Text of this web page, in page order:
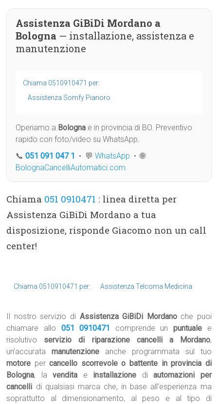
Assistenza GiBiDi Mordano a
Bologna — installazione, assistenza e
manutenzione
Chiama 0510910471 per:
Assistenza Somfy Pianoro
Operiamo a Bologna e in provincia di BO. Preventivo
rapido con foto/video su WhatsApp.
📞051 091 047 1 • 💬WhatsApp • 🌐
BolognaCancelliAutomatici.com
Chiama 051 0910471 : linea diretta per
Assistenza GiBiDi Mordano a tua
disposizione, risponde Giacomo non un call
center!
Chiama 0510910471 per: Assistenza Telcoma Medicina
Il nostro servizio di Assistenza GiBiDi Mordanoche puoi
chiamare allo 051 0910471 comprende un puntuale e
risolutivo servizio di riparazione cancelli a Mordano,
un’accuratamanutenzione anche programmata sul tuo
motore percancello scorrevole o battente in provincia di
Bologna, lavendita e installazione diautomazioni per
cancelli di qualsiasi marca che, in base all’esperienza ma
soprattutto al dimensionamento, al peso e al tipo di